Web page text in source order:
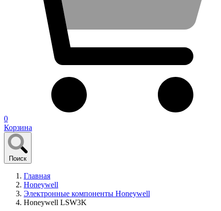
0
Корзина
Поиск
Главная
Honeywell
Электронные компоненты Honeywell
Honeywell LSW3K